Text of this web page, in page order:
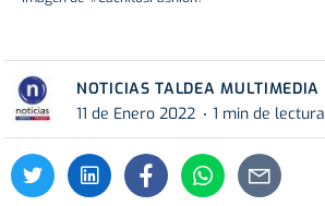
NOTICIAS TALDEA MULTIMEDIA
11 de Enero 2022
1 min de lectura